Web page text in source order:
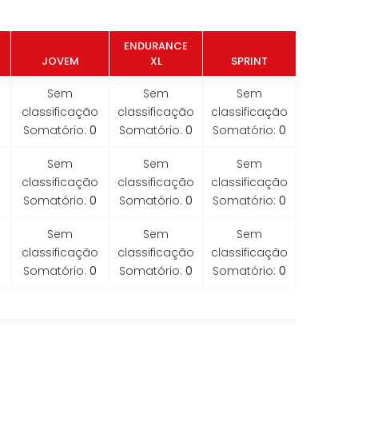
JOVEM
ENDURANCE
XL
SPRINT
Sem
classificação
Somatório: 0
Sem
classificação
Somatório: 0
Sem
classificação
Somatório: 0
Sem
classificação
Somatório: 0
Sem
classificação
Somatório: 0
Sem
classificação
Somatório: 0
Sem
classificação
Somatório: 0
Sem
classificação
Somatório: 0
Sem
classificação
Somatório: 0